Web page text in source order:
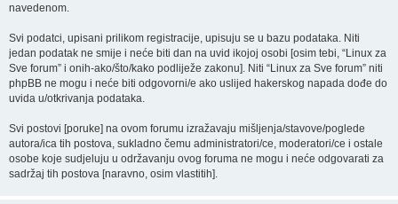
navedenom.
Svi podatci, upisani prilikom registracije, upisuju se u bazu podataka. Niti
jedan podatak ne smije i neće biti dan na uvid ikojoj osobi [osim tebi, “Linux za
Sve forum” i onih-ako/što/kako podliježe zakonu]. Niti “Linux za Sve forum” niti
phpBB ne mogu i neće biti odgovorni/e ako uslijed hakerskog napada dođe do
uvida u/otkrivanja podataka.
Svi postovi [poruke] na ovom forumu izražavaju mišljenja/stavove/poglede
autora/ica tih postova, sukladno čemu administratori/ce, moderatori/ce i ostale
osobe koje sudjeluju u održavanju ovog foruma ne mogu i neće odgovarati za
sadržaj tih postova [naravno, osim vlastitih].